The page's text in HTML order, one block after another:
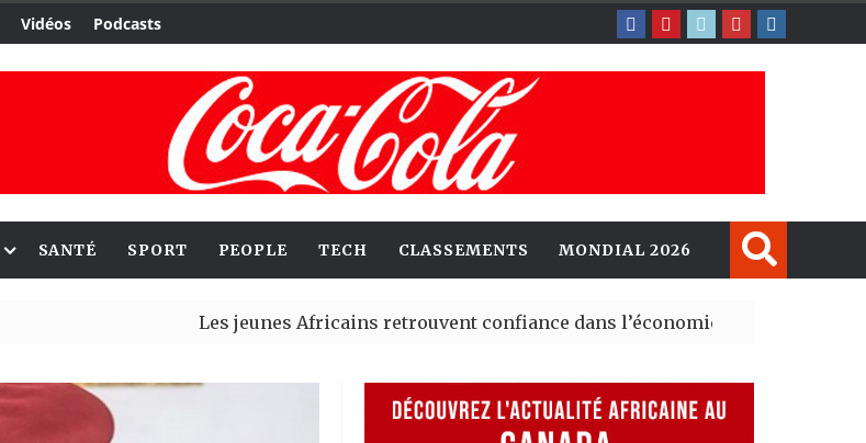
Vidéos Podcasts
SANTÉ SPORT PEOPLE TECH CLASSEMENTS MONDIAL 2026
Les jeunes Africains retrouvent confiance dans l’économie, mais trois grands